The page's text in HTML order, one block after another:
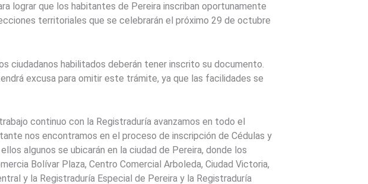
lograr que los habitantes de Pereira inscriban oportunamente
territoriales que se celebrarán el próximo 29 de octubre
habilitados deberán tener inscrito su documento.
excusa para omitir este trámite, ya que las facilidades se
continuo con la Registraduría avanzamos en todo el
nos encontramos en el proceso de inscripción de Cédulas y
algunos se ubicarán en la ciudad de Pereira, donde los
Bolívar Plaza, Centro Comercial Arboleda, Ciudad Victoria,
y la Registraduría Especial de Pereira y la Registraduría